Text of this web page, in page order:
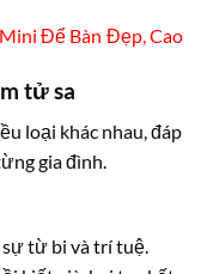
Để Bàn Đẹp, Cao
tử sa
loại khác nhau, đáp
gia đình.
từ bi và trí tuệ.